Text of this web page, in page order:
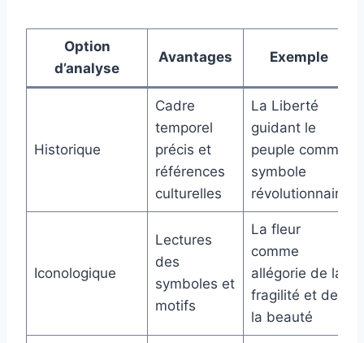
Option
d’analyse
Avantages Exemple
Historique
Cadre
temporel
précis et
références
culturelles
La Liberté
guidant le
peuple comme
symbole
révolutionnaire
Iconologique
Lectures
des
symboles et
motifs
La fleur
comme
allégorie de la
fragilité et de
la beauté